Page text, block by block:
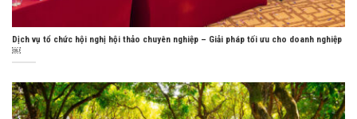
Dịch vụ tổ chức hội nghị hội thảo chuyên nghiệp – Giải pháp tối ưu cho doanh nghiệp
￼